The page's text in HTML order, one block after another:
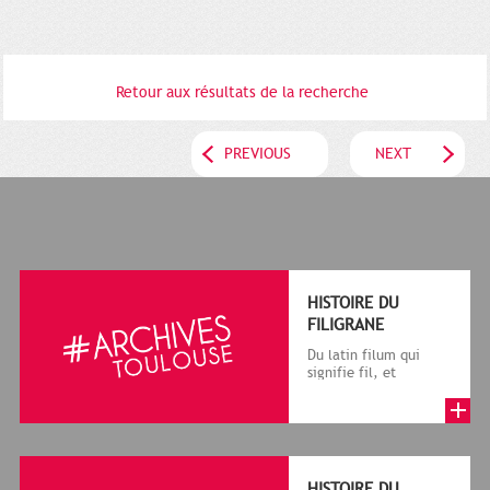
Retour aux résultats de la recherche
PREVIOUS NEXT
HISTOIRE DU
FILIGRANE
Du latin filum qui
signifie fil, et
le cadre de la f...